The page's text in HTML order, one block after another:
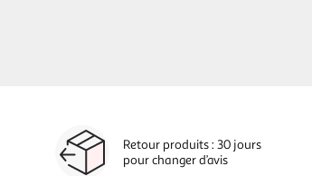
Retour produits : 30 jours
pour changer d’avis